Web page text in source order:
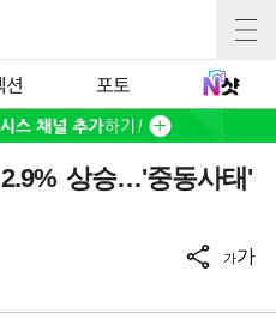
션 포토
상승…'중동사태'
가가